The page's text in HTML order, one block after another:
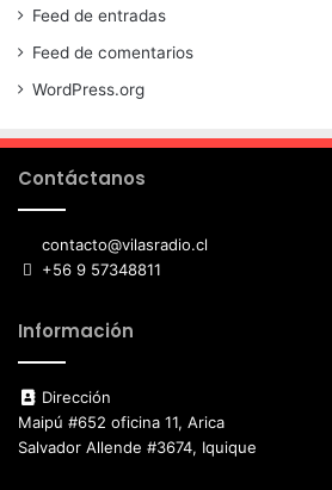
Feed de entradas
Feed de comentarios
WordPress.org
Contáctanos
contacto@vilasradio.cl
+56 9 57348811
Información
Dirección
Maipú #652 oficina 11, Arica
Salvador Allende #3674, Iquique